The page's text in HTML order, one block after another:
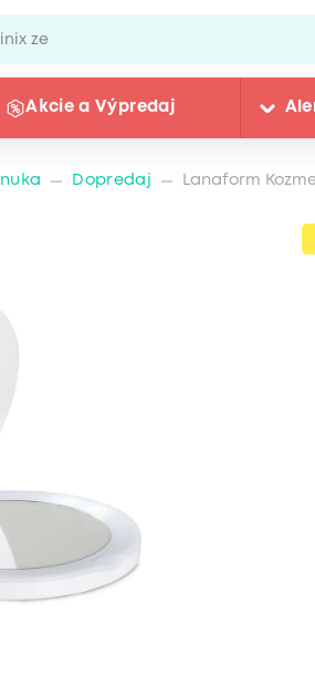
Akcie a Výpredaj
Dopredaj Lanaform